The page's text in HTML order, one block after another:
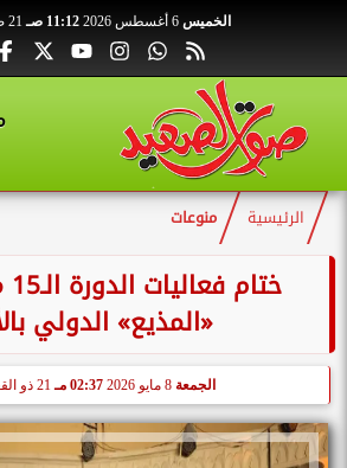
الخميس 11:12 صـ 21 صفر 1448
الرئيسية منوعات
«المذيع» الدولي
الجمعة 02:37 مـ 21 ذو القعدة 1447